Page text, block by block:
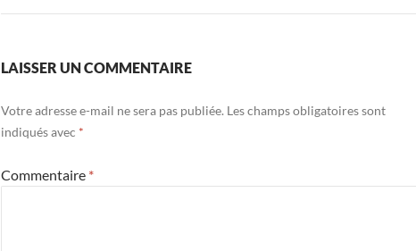
LAISSER UN COMMENTAIRE
Votre adresse e-mail ne sera pas publiée. Les champs obligatoires sont
indiqués avec *
Commentaire *